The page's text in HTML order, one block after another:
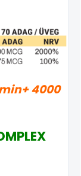
4000